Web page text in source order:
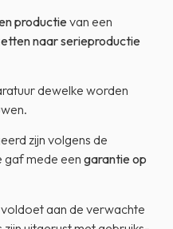
productievan een
naar serieproductie
dewelke worden
zijn volgens de
gaf mede een garantie op
aan de verwachte